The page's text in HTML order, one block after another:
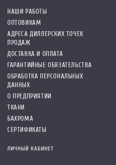
НАШИ РАБОТЫ
ОПТОВИКАМ
АДРЕСА ДИЛЛЕРСКИХ ТОЧЕК
ПРОДАЖ
ДОСТАВКА И ОПЛАТА
ГАРАНТИЙНЫЕ ОБЯЗАТЕЛЬСТВА
ОБРАБОТКА ПЕРСОНАЛЬНЫХ
ДАННЫХ
О ПРЕДПРИЯТИИ
ТКАНИ
БАХРОМА
СЕРТИФИКАТЫ
ЛИЧНЫЙ КАБИНЕТ